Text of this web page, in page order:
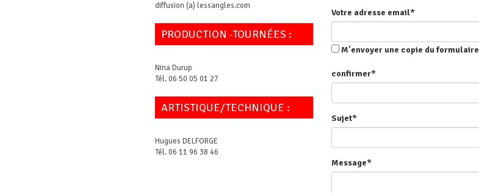
diffusion (a) lessangles.com
PRODUCTION -TOURNÉES :
Nina Durup
Tél. 06 50 05 01 27
ARTISTIQUE/TECHNIQUE :
Hugues DELFORGE
Tél. 06 11 96 38 46
Votre adresse email*
M'envoyer une copie du formulaire
confirmer*
Sujet*
Message*